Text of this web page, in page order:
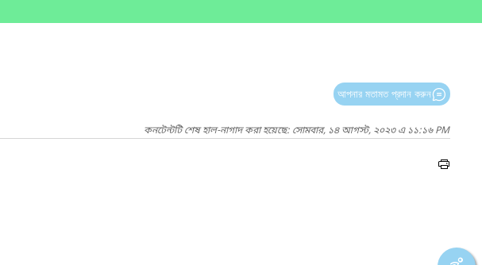
আপনার মতামত প্রদান করুন
কনটেন্টটি শেষ হাল-নাগাদ করা হয়েছে: সোমবার, ১৪ আগস্ট, ২০২৩ এ ১১:১৬ PM